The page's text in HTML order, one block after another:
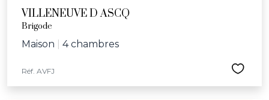
VILLENEUVE D ASCQ
Brigode
Maison 4 chambres
Réf. AVFJ